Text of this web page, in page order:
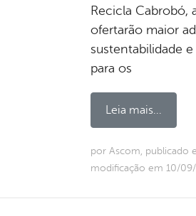
Recicla Cabrobó,
ofertarão maior
sustentabilidade
para os
Leia mais...
por Ascom, publicado
modificação em 10/